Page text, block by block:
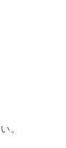
。